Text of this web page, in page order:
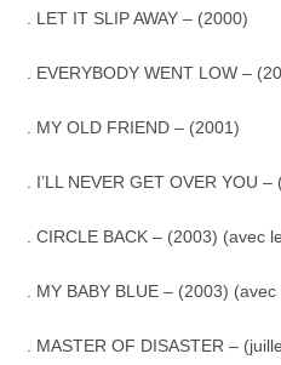
. LET IT SLIP AWAY – (2000)
. EVERYBODY WENT LOW –
. MY OLD FRIEND – (2001)
I’LL NEVER GET OVER YOU
. CIRCLE BACK – (2003) (avec
. MY BABY BLUE – (2003)
. MASTER OF DISASTER –